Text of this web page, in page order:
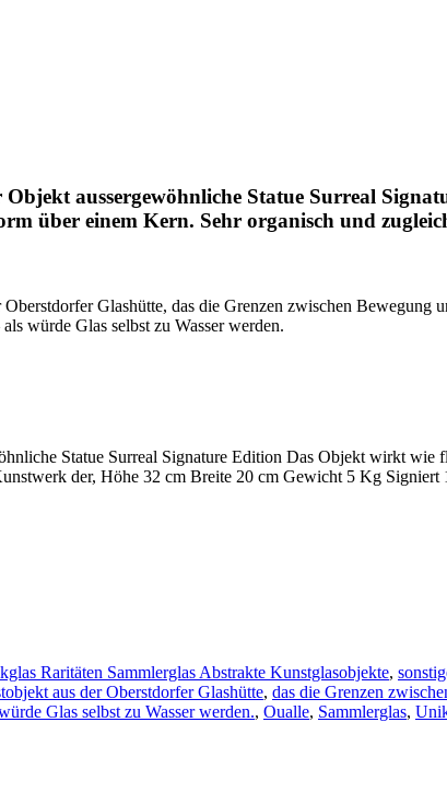
aussergewöhnliche Statue Surreal
über einem Kern. Sehr organisch und
Oberstdorfer Glashütte, das die Grenzen zwischen Bewegung
würde Glas selbst zu Wasser werden.
Statue Surreal Signature Edition Das Objekt wirkt wie
der, Höhe 32 cm Breite 20 cm Gewicht 5 Kg Signiert
Raritäten Sammlerglas Abstrakte Kunstglasobjekte,
aus der Oberstdorfer Glashütte, das die Grenzen
Glas selbst zu Wasser werden., Oualle, Sammlerglas,